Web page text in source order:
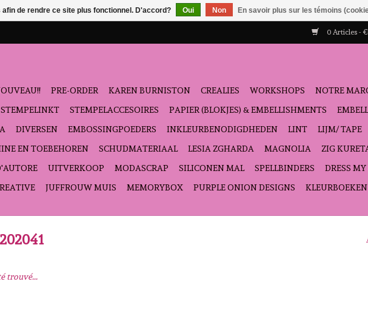
0 Articles -
PRE-ORDER KAREN BURNISTON CREALIES WORKSHOPS NOTRE
STEMPELINKT STEMPELACCESOIRES PAPIER (BLOKJES) & EMBELLISHMENTS
DIVERSEN EMBOSSINGPOEDERS INKLEURBENODIGDHEDEN LINT LIJM/ TAPE
EN TOEBEHOREN
SCHUDMATERIAAL LESIA ZGHARDA MAGNOLIA ZIG
UITVERKOOP MODASCRAP SILICONEN MAL SPELLBINDERS
DRESS
JUFFROUW MUIS MEMORYBOX PURPLE ONION DESIGNS KLEURBOEKEN
trouvé...
de rendre ce site plus fonctionnel. D'accord? Oui Non En savoir plus sur les témoins